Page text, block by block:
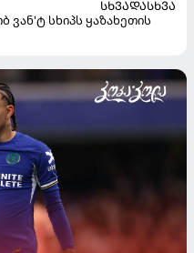
ᲡᲮᲕᲐᲓᲐᲡᲮᲕᲐ
ვან'ტ სხიპს ყაზახეთის